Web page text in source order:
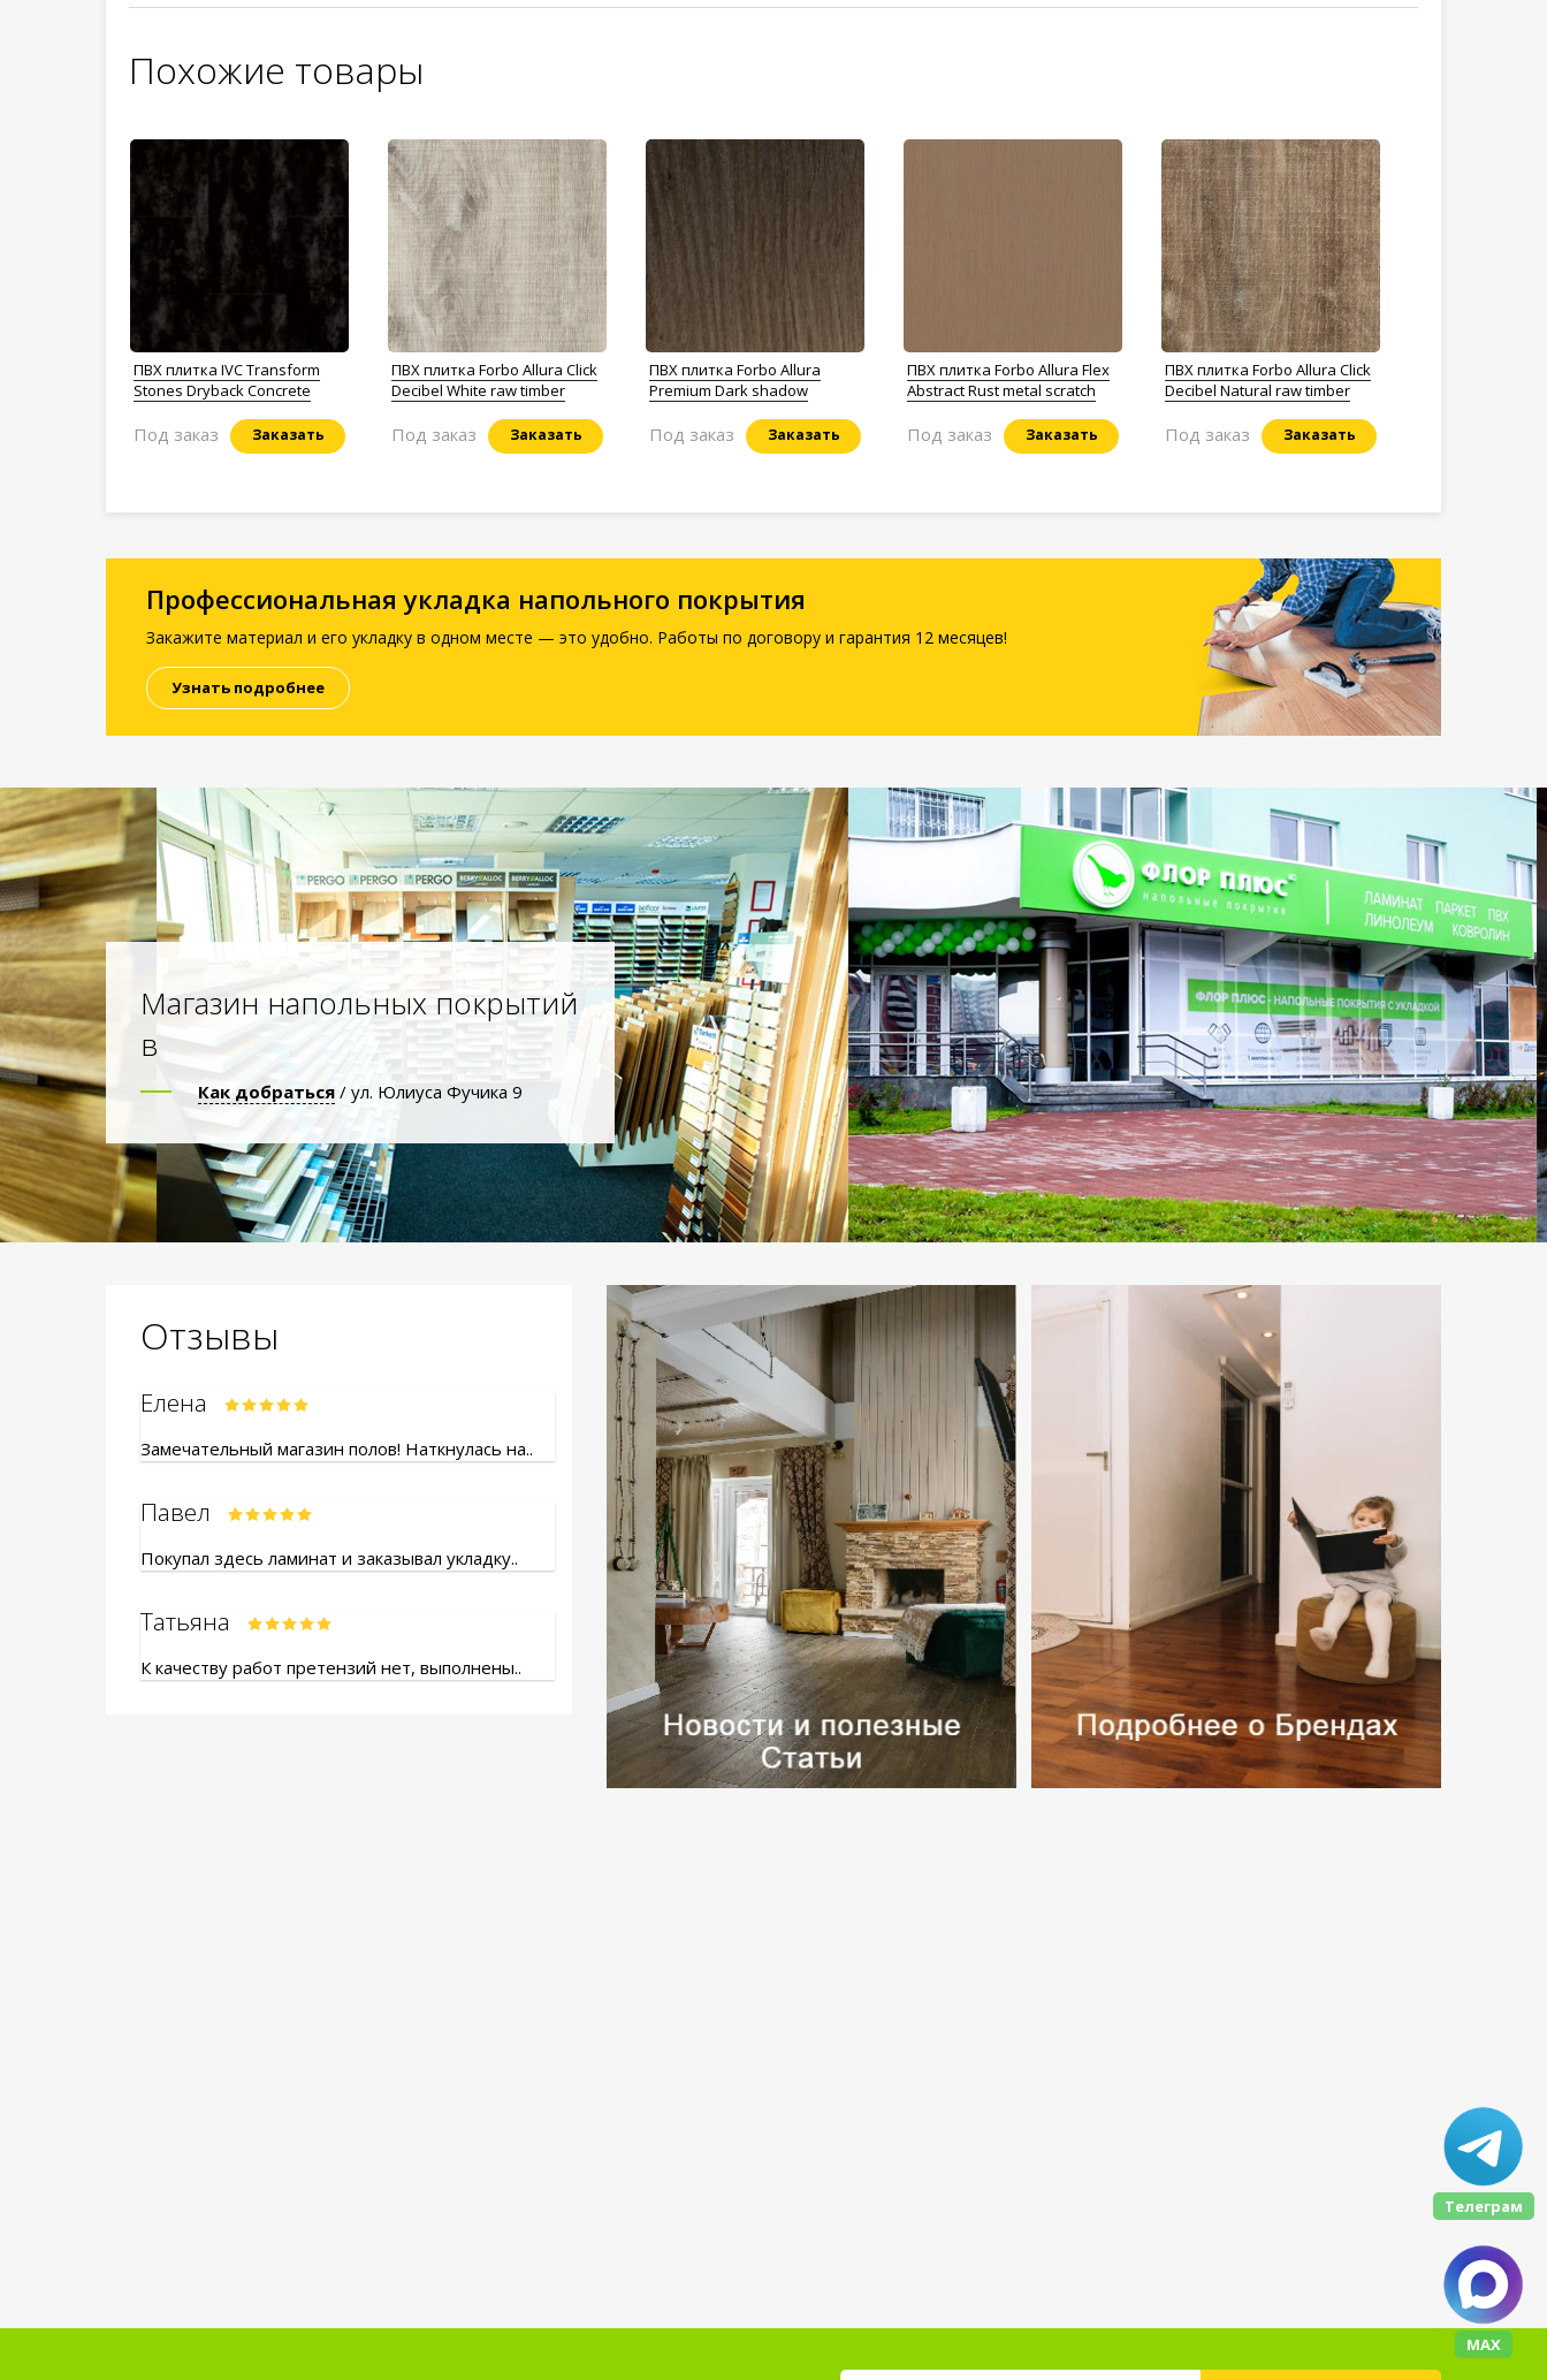
Похожие товары
ПВХ плитка IVC Transform
Stones Dryback Concrete
Заказать
Под заказ
ПВХ плитка Forbo Allura Click
Decibel White raw timber
Заказать
Под заказ
ПВХ плитка Forbo Allura
Premium Dark shadow
Заказать
Под заказ
ПВХ плитка Forbo Allura Flex
Abstract Rust metal scratch
Заказать
Под заказ
ПВХ плитка Forbo Allura Click
Decibel Natural raw timber
Заказать
Под заказ
Профессиональная укладка напольного покрытия
Закажите материал и его укладку в одном месте — это удобно. Работы по договору и гарантия 12 месяцев!
Узнать подробнее
Магазин напольных покрытий
в
Как добраться / ул. Юлиуса Фучика 9
Отзывы
Елена
Замечательный магазин полов! Наткнулась на..
Павел
Покупал здесь ламинат и заказывал укладку..
Татьяна
К качеству работ претензий нет, выполнены..
Телеграм
МАХ